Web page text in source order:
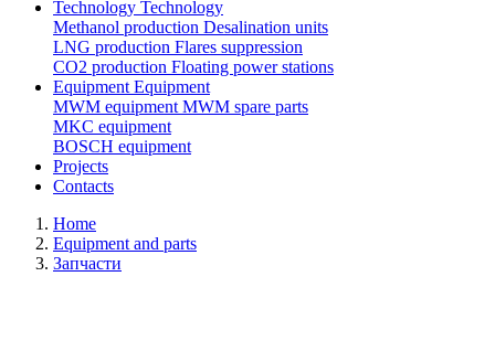
Technology Technology
Methanol production Desalination units
LNG production Flares suppression
СО2 production Floating power stations
EquipmentEquipment
MWM equipmentMWM spare parts
MKC equipment
BOSCH equipment
Projects
Contacts
Home
Equipment and parts
Запчасти